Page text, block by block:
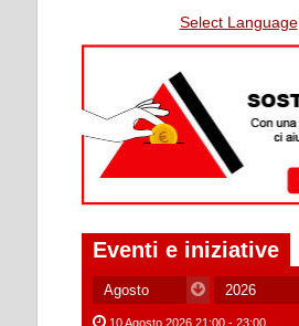
Select Language
Eventi e iniziative
10 Agosto 2026 21:00 - 23:00